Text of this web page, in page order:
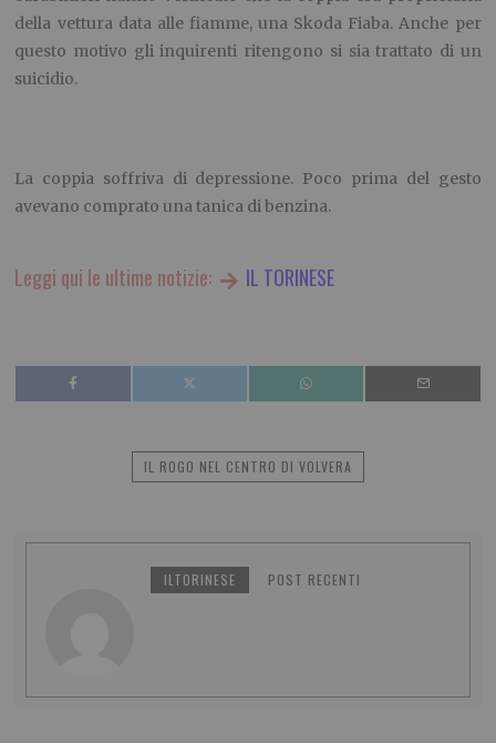
della vettura data alle fiamme, una Skoda Fiaba. Anche per
questo motivo gli inquirenti ritengono si sia trattato di un
suicidio.
La coppia soffriva di depressione. Poco prima del gesto
avevano comprato una tanica di benzina.
Leggi qui le ultime notizie: IL TORINESE
IL ROGO NEL CENTRO DI VOLVERA
ILTORINESE POST RECENTI